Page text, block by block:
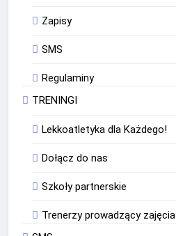
Zapisy
SMS
Regulaminy
TRENINGI
Lekkoatletyka dla Każdego!
Dołącz do nas
Szkoły partnerskie
Trenerzy prowadzący zajęcia